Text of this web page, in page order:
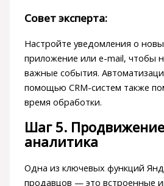
Совет эксперта:
Настройте уведомления о
приложение или e-mail, чтобы
важные события.
помощью CRM-систем также
время обработки.
Шаг 5.
аналитика
Одна из ключевых функций
продавцов — это встроенные